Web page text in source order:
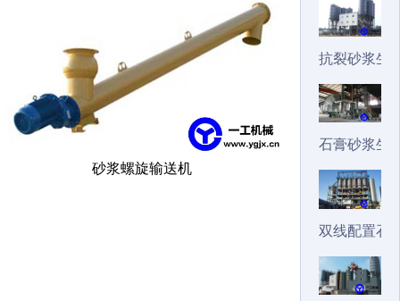
砂浆螺旋输送机
抗裂砂浆生
石膏砂浆生
双线配置石